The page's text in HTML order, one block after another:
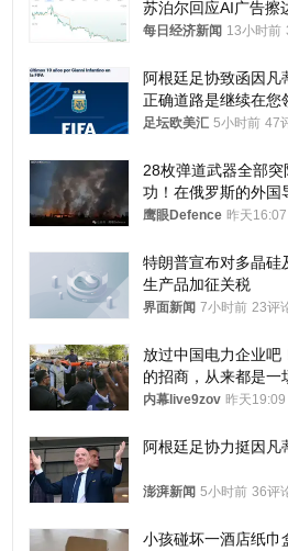
苏泊尔回应AI广告擦
频全下架，已强化内
每日经济新闻 13小时前
阿根廷足协致函因凡
正确道路是继续在您
足坛欧美汇 5小时前 47
28枚弹道武器全部突
功！在俄罗斯的外国
射车都是合法打击目
鹰眼Defence 昨天16:07
特朗普宣布对多晶硅
生产品加征关税
界面新闻 7小时前 23评
放过中国电力企业吧
的招商，从来都是一
收割
内幕live9zov 昨天19:09
阿根廷足协力挺因凡
澎湃新闻 5小时前 36评
小孩碰坏一酒店纸巾